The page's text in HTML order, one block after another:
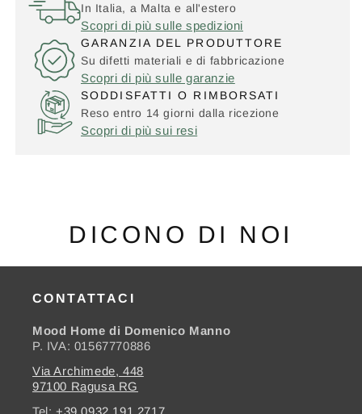
In Italia, a Malta e all'estero
Scopri di più sulle spedizioni
GARANZIA DEL PRODUTTORE
Su difetti materiali e di fabbricazione
Scopri di più sulle garanzie
SODDISFATTI O RIMBORSATI
Reso entro 14 giorni dalla ricezione
Scopri di più sui resi
DICONO DI NOI
CONTATTACI
Mood Home di Domenico Manno
P. IVA: 01567770886
Via Archimede, 448
97100 Ragusa RG